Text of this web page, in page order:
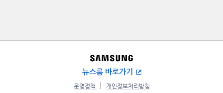
뉴스룸 바로가기
운영정책 개인정보처리방침